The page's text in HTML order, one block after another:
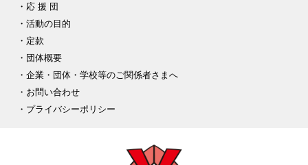
応 援 団
活動の目的
定款
団体概要
企業・団体・学校等のご関係者さまへ
お問い合わせ
プライバシーポリシー